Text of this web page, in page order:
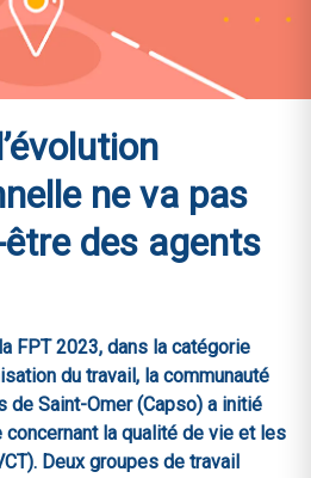
ne va pas
des agents
FPT 2023, dans la catégorie
du travail, la communauté
de Saint-Omer (Capso) a initié
la qualité de vie et les
Deux groupes de travail